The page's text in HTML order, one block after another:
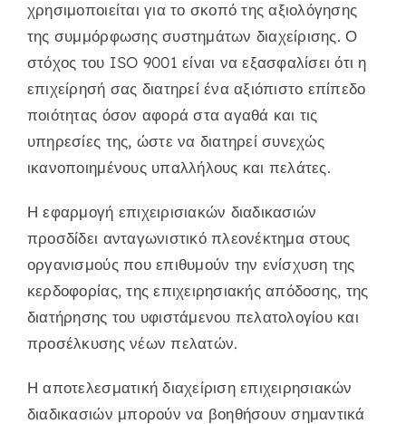
χρησιμοποιείται για το σκοπό της αξιολόγησης
της συμμόρφωσης συστημάτων διαχείρισης. Ο
στόχος του ISO 9001 είναι να εξασφαλίσει ότι η
επιχείρησή σας διατηρεί ένα αξιόπιστο επίπεδο
ποιότητας όσον αφορά στα αγαθά και τις
υπηρεσίες της, ώστε να διατηρεί συνεχώς
ικανοποιημένους υπαλλήλους και πελάτες.
Η εφαρμογή επιχειρισιακών διαδικασιών
προσδίδει ανταγωνιστικό πλεονέκτημα στους
οργανισμούς που επιθυμούν την ενίσχυση της
κερδοφορίας, της επιχειρησιακής απόδοσης, της
διατήρησης του υφιστάμενου πελατολογίου και
προσέλκυσης νέων πελατών.
Η αποτελεσματική διαχείριση επιχειρησιακών
διαδικασιών μπορούν να βοηθήσουν σημαντικά